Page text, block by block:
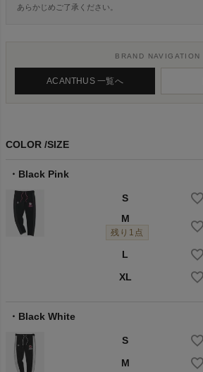
あらかじめご了承ください。
BRAND NAVIGATION
ACANTHUS 一覧へ
COLOR SIZE
Black Pink
S
M
残り1点
L
XL
Black White
S
M